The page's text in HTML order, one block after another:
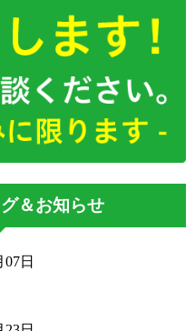
＆お知らせ
07日